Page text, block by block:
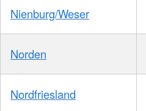
Nienburg/Weser
Norden
Nordfriesland